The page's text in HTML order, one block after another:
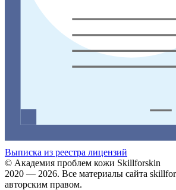
Выписка из реестра лицензий
© Академия проблем кожи Skillforskin
2020 — 2026. Все материалы сайта
авторским правом.